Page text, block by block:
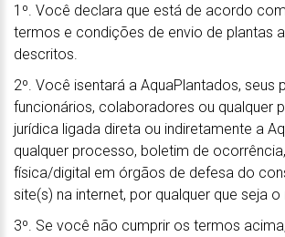
1º. Você declara que está de acordo
termos e condições de envio de plantas
descritos.
2º. Você isentará a AquaPlantados, seus
funcionários, colaboradores ou qualquer
jurídica ligada direta ou indiretamente a
qualquer processo, boletim de
física/digital em órgãos de defesa do
site(s) na internet, por qualquer que seja o
3º. Se você não cumprir os termos